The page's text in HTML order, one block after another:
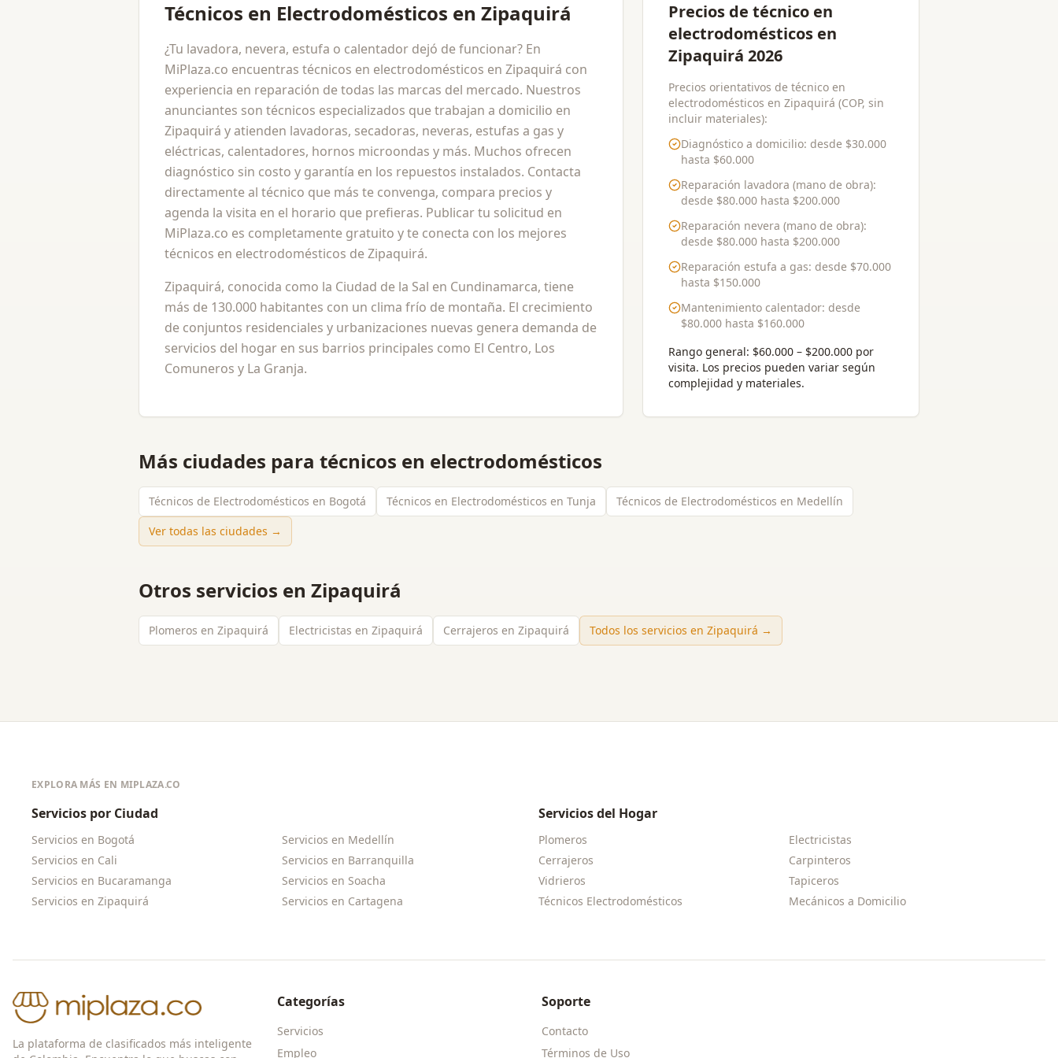
Refugio
Técnicos en Electrodomésticos en Zipaquirá
¿Tu lavadora, nevera, estufa o calentador dejó de funcionar? En
MiPlaza.co encuentras técnicos en electrodomésticos en Zipaquirá con
experiencia en reparación de todas las marcas del mercado. Nuestros
anunciantes son técnicos especializados que trabajan a domicilio en
Zipaquirá y atienden lavadoras, secadoras, neveras, estufas a gas y
eléctricas, calentadores, hornos microondas y más. Muchos ofrecen
diagnóstico sin costo y garantía en los repuestos instalados. Contacta
directamente al técnico que más te convenga, compara precios y
agenda la visita en el horario que prefieras. Publicar tu solicitud en
MiPlaza.co es completamente gratuito y te conecta con los mejores
técnicos en electrodomésticos de Zipaquirá.
Zipaquirá, conocida como la Ciudad de la Sal en Cundinamarca, tiene
más de 130.000 habitantes con un clima frío de montaña. El crecimiento
de conjuntos residenciales y urbanizaciones nuevas genera demanda de
servicios del hogar en sus barrios principales como El Centro, Los
Comuneros y La Granja.
Precios de técnico en
electrodomésticos en
Zipaquirá 2026
Precios orientativos de técnico en
electrodomésticos en Zipaquirá (COP, sin
incluir materiales):
Diagnóstico a domicilio: desde $30.000
hasta $60.000
Reparación lavadora (mano de obra):
desde $80.000hasta $200.000
Reparación nevera (mano de obra):
desde $80.000hasta $200.000
Reparación estufa a gas: desde $70.000
hasta $150.000
Mantenimiento calentador: desde
$80.000hasta $160.000
Rango general: $60.000 – $200.000 por
visita. Los precios pueden variar según
complejidad y materiales.
Más ciudades para técnicos en electrodomésticos
Técnicos de Electrodomésticos en Bogotá Técnicos en Electrodomésticos en Tunja
Técnicos de Electrodomésticos en Medellín
Ver todas las ciudades →
Otros servicios en Zipaquirá
Plomeros en Zipaquirá Electricistas en Zipaquirá Cerrajeros en Zipaquirá Todos los servicios en Zipaquirá →
EXPLORA MÁS EN MIPLAZA.CO
Servicios por Ciudad
Servicios en Bogotá Servicios en Medellín
Servicios en Cali Servicios en Barranquilla
Servicios en Bucaramanga Servicios en Soacha
Servicios en Zipaquirá Servicios en Cartagena
Servicios del Hogar
Plomeros
Electricistas
Cerrajeros
Carpinteros
Vidrieros
Tapiceros
Técnicos Electrodomésticos
Mecánicos a Domicilio
La plataforma de clasificados más inteligente
Categorías
Servicios
Empleo
Soporte
Contacto
Términos de Uso